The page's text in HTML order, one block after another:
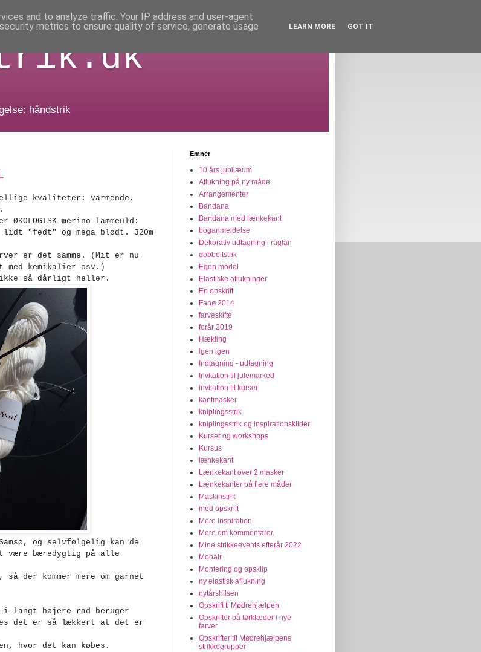
håndstrik
kvaliteter: varmende,
merino-lammeuld:
"fedt" og mega blødt. 320m
er det samme. (Mit er nu
kemikalier osv.)
så dårligt heller.
og selvfølgelig kan de
være bæredygtig på alle
der kommer mere om garnet
langt højere rad beruger
det er så lækkert at det er
hvor det kan købes.
Emner
10 års jubilæum
Aflukning på ny måde
Arrangementer
Bandana
Bandana med lænkekant
boganmeldelse
Dekorativ udtagning i raglan
dobbeltstrik
Egen model
Elastiske aflukninger
En opskrift
Fanø 2014
farveskifte
forår 2019
Hækling
igen igen
Indtagning - udtagning
Invitation til julemarked
invitation til kurser
kantmasker
kniplingsstrik
kniplingsstrik og inspirationskilder
Kurser og workshops
Kursus
lænkekant
Lænkekant over 2 masker
Lænkekanter på flere måder
Maskinstrik
med opskrift
Mere inspiration
Mere om kommentarer.
Mine strikkeevents efterår 2022
Mohair
Montering og opsklip
ny elastisk aflukning
nytårshilsen
Opskrift ti Mødrehjælpen
Opskrifter på tørklæder i nye
farver
Opskrifter til Mødrehjælpens
strikkegrupper
and to analyze traffic. Your IP address and user-agent
metrics to ensure quality of service, generate usage
LEARN MORE GOT IT